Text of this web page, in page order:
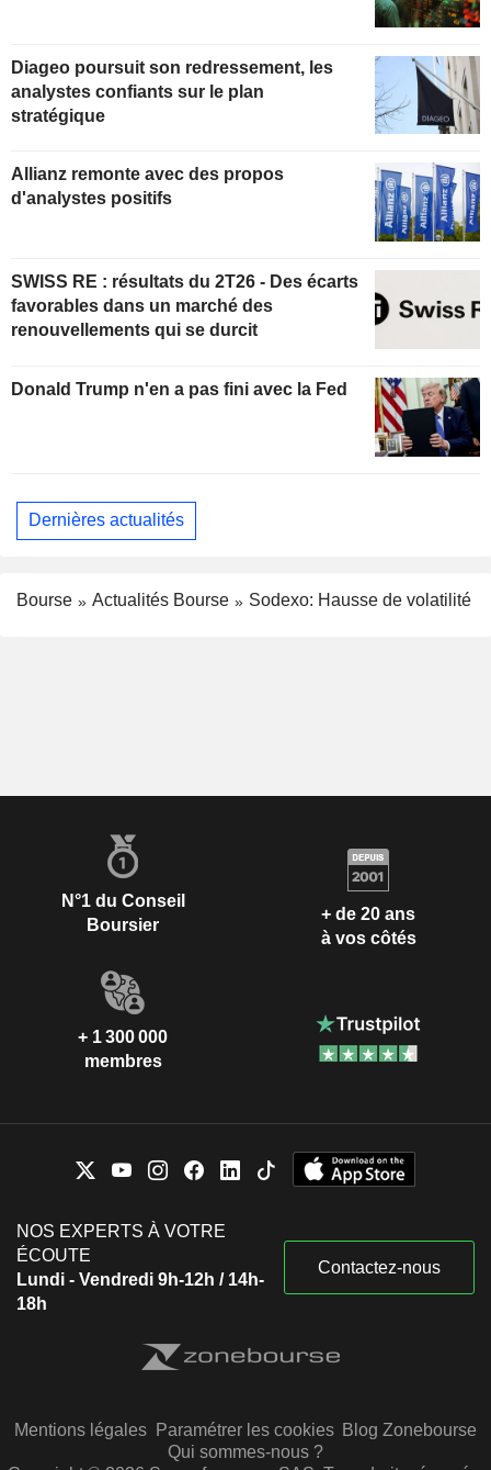
Diageo poursuit son redressement, les
analystes confiants sur le plan
stratégique
Allianz remonte avec des propos
d'analystes positifs
SWISS RE : résultats du 2T26 - Des écarts
favorables dans un marché des
renouvellements qui se durcit
Donald Trump n'en a pas fini avec la Fed
Dernières actualités
Bourse Actualités Bourse Sodexo: Hausse de volatilité
N°1 du Conseil
Boursier
+ de 20 ans
à vos côtés
+ 1 300 000
membres
NOS EXPERTS À VOTRE
ÉCOUTE
Lundi - Vendredi 9h-12h / 14h-
18h
Contactez-nous
Mentions légales Paramétrer les cookies Blog Zonebourse
Qui sommes-nous ?